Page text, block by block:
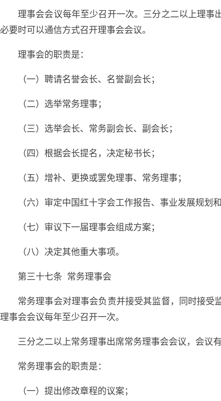
理事会会议每年至少召开一次。三分之二以上理
必要时可以通信方式召开理事会会议。
理事会的职责是：
（一）聘请名誉会长、名誉副会长；
（二）选举常务理事；
（三）选举会长、常务副会长、副会长；
（四）根据会长提名，决定秘书长；
（五）增补、更换或罢免理事、常务理事；
（六）审定中国红十字会工作报告、事业发展规划
（七）审议下一届理事会组成方案；
（八）决定其他重大事项。
第三十七条 常务理事会
常务理事会对理事会负责并接受其监督，同时接
理事会会议每年至少召开一次。
三分之二以上常务理事出席常务理事会会议，会议
常务理事会的职责是：
（一）提出修改章程的议案；